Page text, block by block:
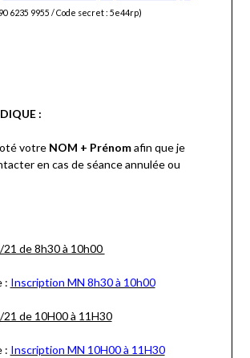
6235 9955 / Code secret : 5e44rp)
:
votre NOM + Prénomafin que je
en cas de séance annulée ou
de 8h30 à 10h00
: Inscription MN 8h30 à 10h00
de 10H00 à 11H30
: Inscription MN 10H00 à 11H30